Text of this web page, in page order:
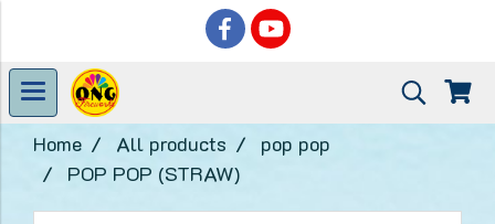
Home All products
pop pop
POP POP (STRAW)